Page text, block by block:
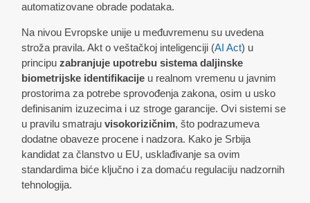
automatizovane obrade podataka.
Na nivou Evropske unije u međuvremenu su uvedena
stroža pravila. Akt o veštačkoj inteligenciji (AI Act) u
principuzabranjuje upotrebu sistema daljinske
biometrijske identifikacije u realnom vremenu u javnim
prostorima za potrebe sprovođenja zakona, osim u usko
definisanim izuzecima i uz stroge garancije. Ovi sistemi se
u pravilu smatrajuvisokorizičnim, što podrazumeva
dodatne obaveze procene i nadzora. Kako je Srbija
kandidat za članstvo u EU, usklađivanje sa ovim
standardima biće ključno i za domaću regulaciju nadzornih
tehnologija.